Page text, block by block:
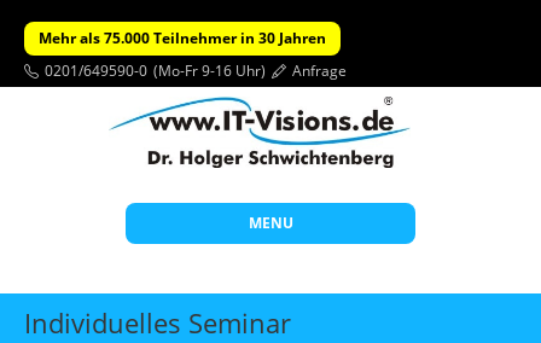
Mehr als 75.000 Teilnehmer in 30 Jahren
0201/649590-0 (Mo-Fr 9-16 Uhr) Anfrage
MENU
Start
Individuelles Seminar